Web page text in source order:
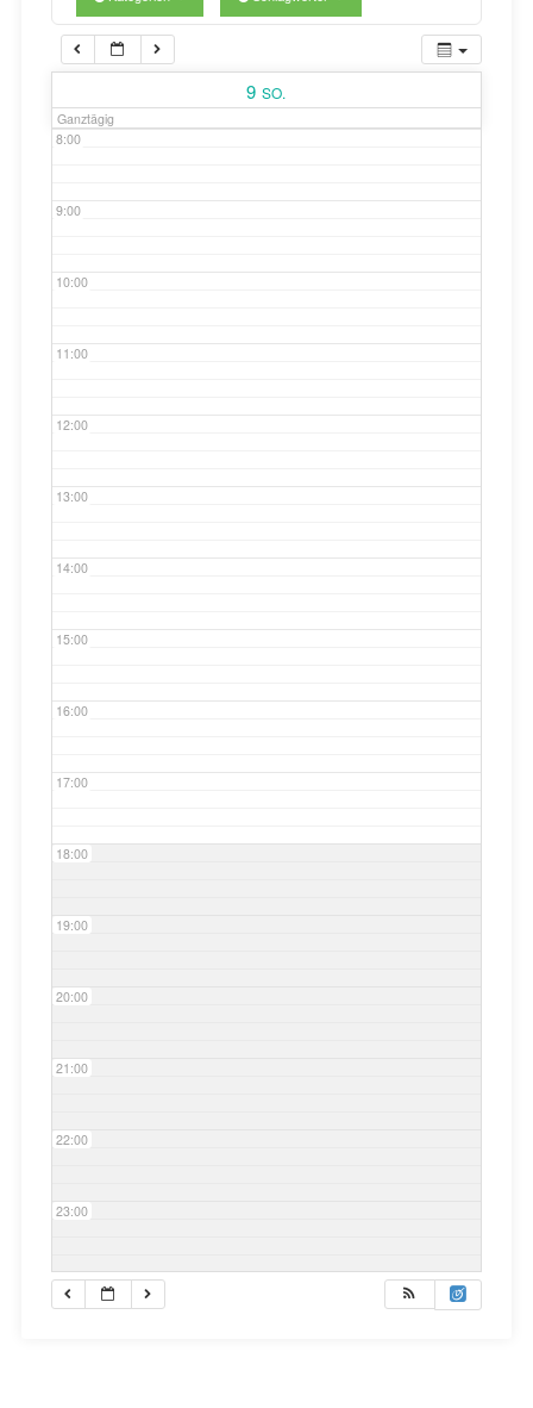
9 SO.
Ganztägig
7:00
8:00
9:00
10:00
11:00
12:00
13:00
14:00
15:00
16:00
17:00
18:00
19:00
20:00
21:00
22:00
23:00